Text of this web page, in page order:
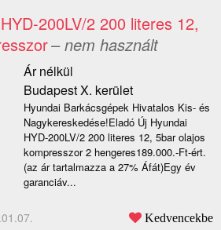
200LV/2 200 literes 12,
– nem használt
Ár nélkül
Budapest X. kerület
Hyundai Barkácsgépek Hivatalos Kis- és
Nagykereskedése!Eladó Új Hyundai
HYD-200LV/2 200 literes 12, 5bar olajos
kompresszor 2 hengeres189.000.-Ft-ért.
(az ár tartalmazza a 27% Áfát)Egy év
garanciáv...
Kedvencekbe